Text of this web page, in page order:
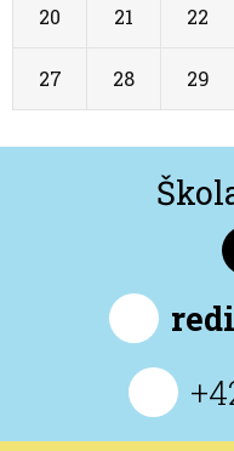
20 21 22
27 28 29